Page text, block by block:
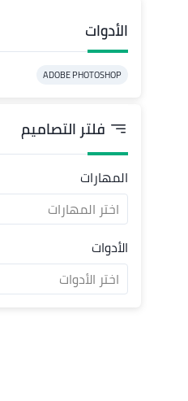
الأدوات
ADOBE PHOTOSHOP
فلتر التصاميم
المهارات
اختر المهارات
الأدوات
اختر الأدوات